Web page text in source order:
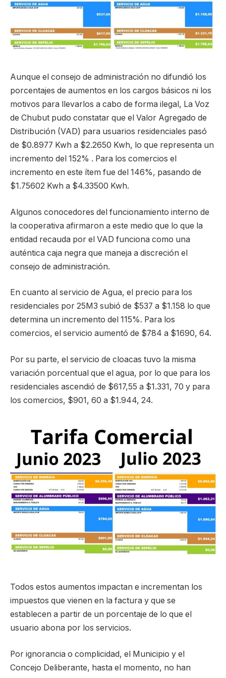
Aunque el consejo de administración no difundió los
porcentajes de aumentos en los cargos básicos ni los
motivos para llevarlos a cabo de forma ilegal, La Voz
de Chubut pudo constatar que el Valor Agregado de
Distribución (VAD) para usuarios residenciales pasó
de $0.8977 Kwh a $2.2650 Kwh, lo que representa un
incremento del 152% . Para los comercios el
incremento en este ítem fue del 146%, pasando de
$1.75602 Kwh a $4.33500 Kwh.
Algunos conocedores del funcionamiento interno de
la cooperativa afirmaron a este medio que lo que la
entidad recauda por el VAD funciona como una
auténtica caja negra que maneja a discreción el
consejo de administración.
En cuanto al servicio de Agua, el precio para los
residenciales por 25M3 subió de $537 a $1.158 lo que
determina un incremento del 115%. Para los
comercios, el servicio aumentó de $784 a $1690, 64.
Por su parte, el servicio de cloacas tuvo la misma
variación porcentual que el agua, por lo que para los
residenciales ascendió de $617,55 a $1.331, 70 y para
los comercios, $901, 60 a $1.944, 24.
Todos estos aumentos impactan e incrementan los
impuestos que vienen en la factura y que se
establecen a partir de un porcentaje de lo que el
usuario abona por los servicios.
Por ignorancia o complicidad, el Municipio y el
Concejo Deliberante, hasta el momento, no han